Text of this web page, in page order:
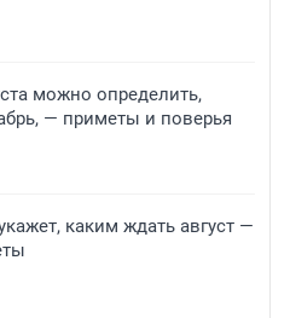
можно определить,
— приметы и поверья
каким ждать август —